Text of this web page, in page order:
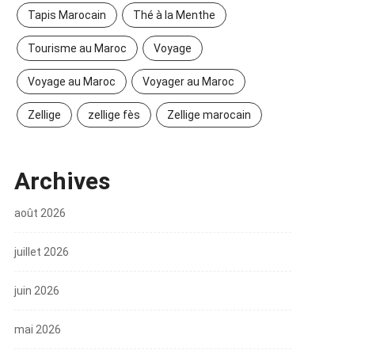
Tapis Marocain Thé à la Menthe
Tourisme au Maroc Voyage
Voyage au Maroc Voyager au Maroc
Zellige zellige fès Zellige marocain
Archives
août 2026
juillet 2026
juin 2026
mai 2026